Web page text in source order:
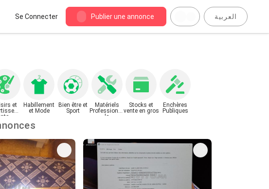
Se Connecter Publier une annonce العربية
et
nts
Habillement
et Mode
Bien être et
Sport
Matériels
Professionne
ls
Stocks et
vente en gros
Enchères
Publiques
annonces